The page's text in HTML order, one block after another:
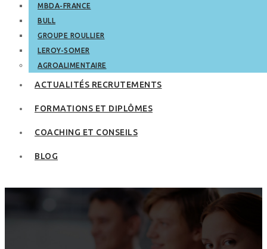
MBDA-FRANCE
BULL
GROUPE ROULLIER
LEROY-SOMER
AGROALIMENTAIRE
ACTUALITÉS RECRUTEMENTS
FORMATIONS ET DIPLÔMES
COACHING ET CONSEILS
BLOG